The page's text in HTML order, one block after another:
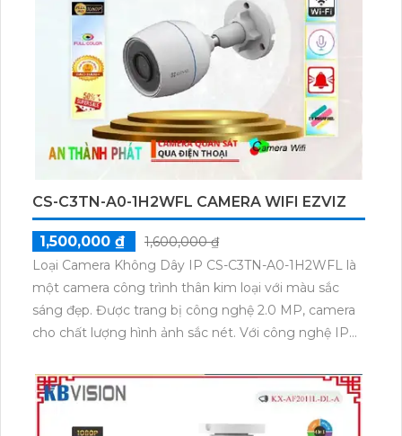
CS-C3TN-A0-1H2WFL CAMERA WIFI EZVIZ
1,500,000 ₫
1,600,000 ₫
Loại Camera Không Dây IP CS-C3TN-A0-1H2WFL là
một camera công trình thân kim loại với màu sắc
sáng đẹp. Được trang bị công nghệ 2.0 MP, camera
cho chất lượng hình ảnh sắc nét. Với công nghệ IP
còn tích hợp chức năng cao cấp thu âm, giúp người
dùng dễ dàng giám sát từ xa. Đặc biệt, camera này
còn có khả năng xem ban đêm với hồng ngoại 30m,